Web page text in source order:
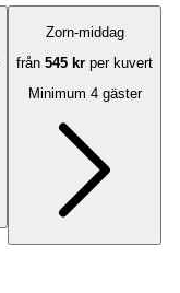
Zorn-middag
från 545 kr per kuvert
Minimum 4 gäster